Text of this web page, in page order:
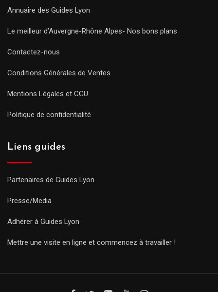
Annuaire des Guides Lyon
Le meilleur d’Auvergne-Rhône Alpes- Nos bons plans
Contactez-nous
Conditions Générales de Ventes
Mentions Légales et CGU
Politique de confidentialité
Liens guides
Partenaires de Guides Lyon
Presse/Media
Adhérer à Guides Lyon
Mettre une visite en ligne et commencez à travailler !